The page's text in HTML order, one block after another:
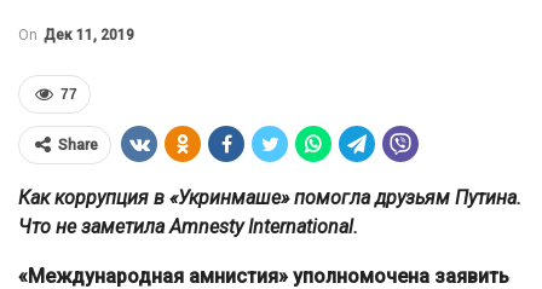
On Дек 11, 2019
77
Share
Как коррупция в «Укринмаше» помогла друзьям Путина.
Что не заметила Amnesty International.
«Международная амнистия» уполномочена заявить